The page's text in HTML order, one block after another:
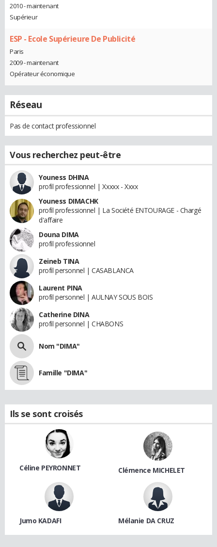
2010 - maintenant
Supérieur
ESP - Ecole Supérieure De Publicité
Paris
2009 - maintenant
Opérateur économique
Réseau
Pas de contact professionnel
Vous recherchez peut-être
Youness DHINA
profil professionnel | Xxxxx - Xxxx
Youness DIMACHK
profil professionnel | La Société ENTOURAGE - Chargé
d'affaire
Douna DIMA
profil professionnel
Zeineb TINA
profil personnel | CASABLANCA
Laurent PINA
profil personnel | AULNAY SOUS BOIS
Catherine DINA
profil personnel | CHABONS
Nom "DIMA"
Famille "DIMA"
Ils se sont croisés
Céline PEYRONNET Clémence MICHELET
Jumo KADAFI Mélanie DA CRUZ